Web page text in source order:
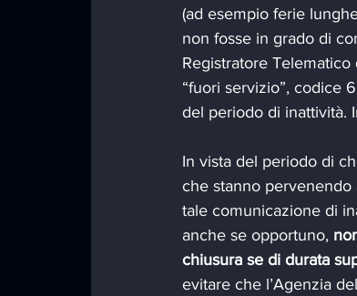
(ad esempio ferie
non fosse in grado di
Registratore
“fuori servizio”, codice
del periodo di inattività.
In vista del periodo di
che stanno pervenendo
tale comunicazione di
anche se opportuno,
chiusura se di durata
evitare che l’Agenzia